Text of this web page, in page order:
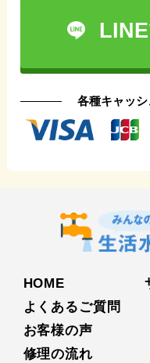
各種キャッシ
HOME
よくあるご質問
お客様の声
修理の流れ